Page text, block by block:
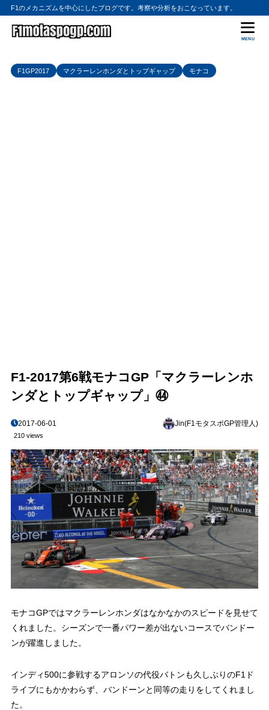
F1のメカニズムを中心にしたブログです。考察や分析をおこなっています。
MENU
F1GP2017 マクラーレンホンダとトップギャップ モナコ
F1-2017第6戦モナコGP「マクラーレンホ
ンダとトップギャップ」㊹
2017-06-01 Jin(F1モタスポGP管理人)
210 views
モナコGPではマクラーレンホンダはなかなかのスピードを見せて
くれました。シーズンで一番パワー差が出ないコースでバンドー
ンが躍進しました。
インディ500に参戦するアロンソの代役バトンも久しぶりのF1ド
ライブにもかかわらず、バンドーンと同等の走りをしてくれまし
た。